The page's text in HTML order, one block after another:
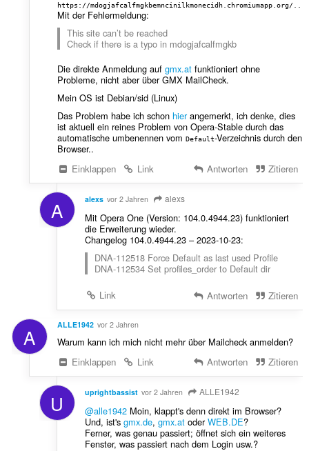
https://mdogjafcalfmgkbemncinilkmonecidh.chromiumapp.org/...
Mit der Fehlermeldung:
This site can’t be reached
Check if there is a typo in mdogjafcalfmgkb
Die direkte Anmeldung auf gmx.atfunktioniert ohne
Probleme, nicht aber über GMX MailCheck.
Mein OS ist Debian/sid (Linux)
Das Problem habe ich schon hierangemerkt, ich denke, dies
ist aktuell ein reines Problem von Opera-Stable durch das
automatische umbenennen vom Default-Verzeichnis durch den
Browser..
Einklappen
Link Antworten Zitieren
A alexs vor 2 Jahren alexs
Mit Opera One (Version: 104.0.4944.23) funktioniert
die Erweiterung wieder.
Changelog 104.0.4944.23 – 2023-10-23:
DNA-112518 Force Default as last used Profile
DNA-112534 Set profiles_order to Default dir
Link
Antworten Zitieren
A ALLE1942 vor 2 Jahren
Warum kann ich mich nicht mehr über Mailcheck anmelden?
Einklappen
Link Antworten Zitieren
U uprightbassist vor 2 Jahren ALLE1942
@alle1942Moin, klappt's denn direkt im Browser?
Und, ist's gmx.de, gmx.atoderWEB.DE?
Ferner, was genau passiert; öffnet sich ein weiteres
Fenster, was passiert nach dem Login usw.?